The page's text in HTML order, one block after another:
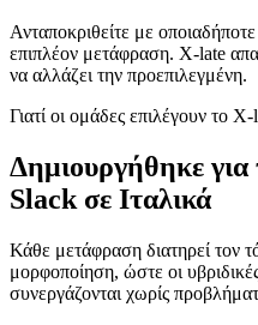
Ανταποκριθείτε με
επιπλέον μετάφραση. X-late
να αλλάζει την προεπιλεγμένη.
Γιατί οι ομάδες επιλέγουν το
Δημιουργήθηκε
Slack σε Ιταλικά
Κάθε μετάφραση διατηρεί τον
μορφοποίηση, ώστε οι
συνεργάζονται χωρίς